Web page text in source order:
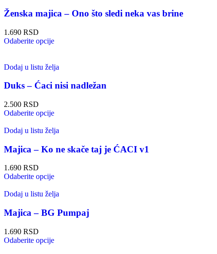
Ženska majica – Ono što sledi neka vas brine
1.690 RSD
Odaberite opcije
Dodaj u listu želja
Duks – Ćaci nisi nadležan
2.500 RSD
Odaberite opcije
Dodaj u listu želja
Majica – Ko ne skače taj je ĆACI v1
1.690 RSD
Odaberite opcije
Dodaj u listu želja
Majica – BG Pumpaj
1.690 RSD
Odaberite opcije